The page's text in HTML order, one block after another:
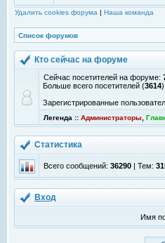
Удалить cookies форума | Наша команда
Список форумов
Кто сейчас на форуме
Сейчас посетителей на форуме:
Больше всего посетителей (3614
Зарегистрированные
Легенда :: Администраторы
Статистика
Всего сообщений: 36290 | Тем:
Вход
Имя